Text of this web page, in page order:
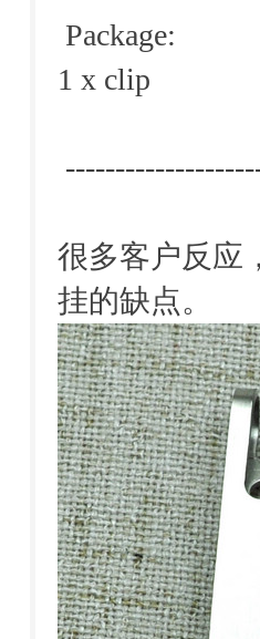
Package:
1 x clip
很多客户反应
挂的缺点。